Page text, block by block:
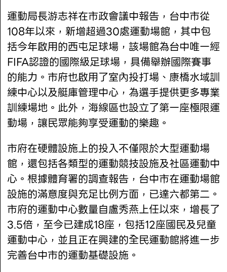
運動局長游志祥在市政會議中報告，台中市從
108年以來，新增超過30處運動場館，其中包
括今年啟用的西屯足球場，該場館為台中唯一經
FIFA認證的國際級足球場，具備舉辦國際賽事
的能力。市府也啟用了室內投打場、康橋水域訓
練中心以及艇庫管理中心，為選手提供更多專業
訓練場地。此外，海線區也設立了第一座極限運
動場，讓民眾能夠享受運動的樂趣。
市府在硬體設施上的投入不僅限於大型運動場
館，還包括各類型的運動競技設施及社區運動中
心。根據體育署的調查報告，台中市在運動場館
設施的滿意度與充足比例方面，已達六都第二。
市府的運動中心數量自盧秀燕上任以來，增長了
3.5倍，至今已建成18座，包括12座國民及兒童
運動中心，並且正在興建的全民運動館將進一步
完善台中市的運動基礎設施。